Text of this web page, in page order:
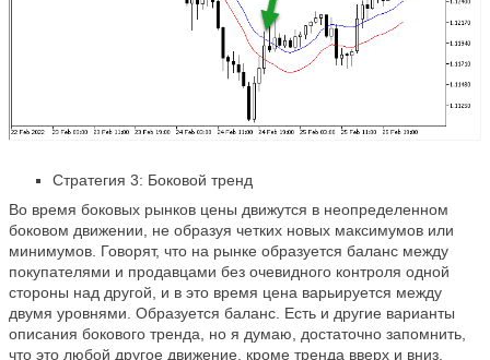
Стратегия 3: Боковой тренд
Во время боковых рынков цены движутся в неопределенном
боковом движении, не образуя четких новых максимумов или
минимумов. Говорят, что на рынке образуется баланс между
покупателями и продавцами без очевидного контроля одной
стороны над другой, и в это время цена варьируется между
двумя уровнями. Образуется баланс. Есть и другие варианты
описания бокового тренда, но я думаю, достаточно запомнить,
что это любой другое движение, кроме тренда вверх и вниз.